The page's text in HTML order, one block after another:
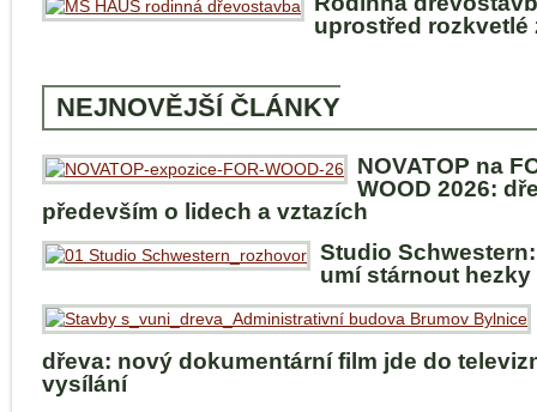
uprostřed rozkvetlé
NEJNOVĚJŠÍ ČLÁNKY
NOVATOP na
WOOD 2026:
především o lidech a vztazích
Studio
umí stárnout hezky
dřeva: nový dokumentární film jde do
vysílání